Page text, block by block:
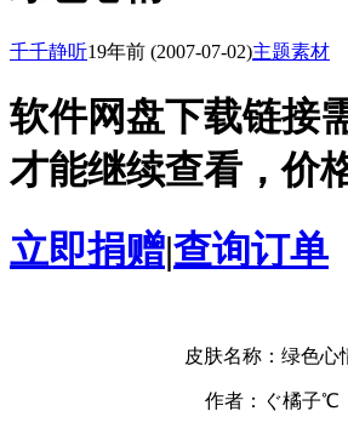
千千静听19年前 (2007-07-02)主题素材
软件网盘下载链接
才能继续查看，价
立即捐赠|查询订单
皮肤名称：绿色心
作者：ぐ橘子℃